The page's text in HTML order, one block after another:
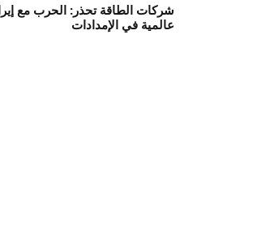
شركات الطاقة تحذر: الحرب مع
عالمية في الإمدادات